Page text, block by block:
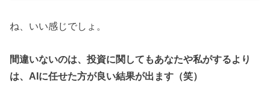
ね、いい感じでしょ。
間違いないのは、投資に関してもあなたや私がするより
は、AIに任せた方が良い結果が出ます（笑）